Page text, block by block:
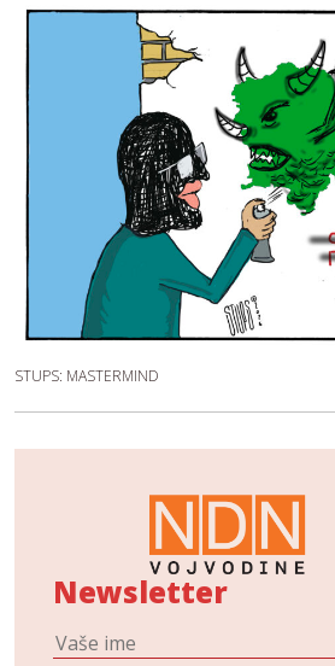
STUPS: MASTERMIND
Newsletter